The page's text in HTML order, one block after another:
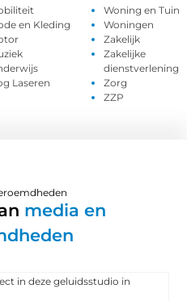
en Kleding
Laseren
Woning en Tuin
Woningen
Zakelijk
Zakelijke
dienstverlening
Zorg
ZZP
media en
in deze geluidsstudio in